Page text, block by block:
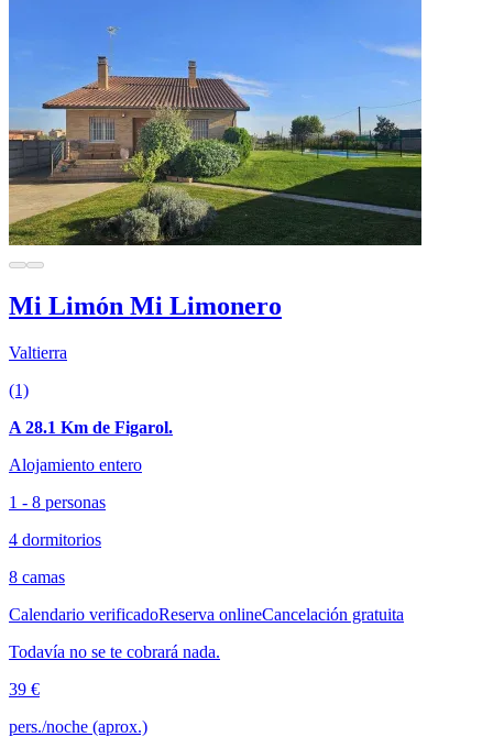
Mi Limón Mi Limonero
Valtierra
(1)
A 28.1 Km de Figarol.
Alojamiento entero
1 - 8 personas
4 dormitorios
8 camas
Calendario verificadoReserva onlineCancelación gratuita
Todavía no se te cobrará nada.
39 €
pers./noche (aprox.)